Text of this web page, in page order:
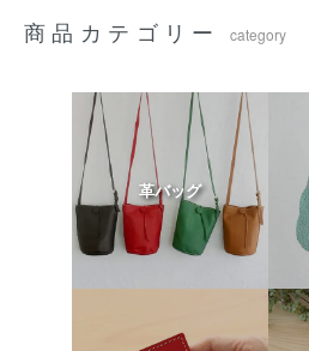
商品カテゴリー category
革バッグ